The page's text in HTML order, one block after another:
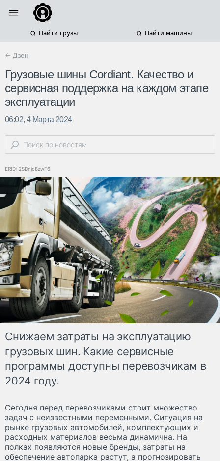
Найти грузы Найти машины
← Дзен
Грузовые шины Cordiant. Качество и
сервисная поддержка на каждом этапе
эксплуатации
06:02, 4 Марта 2024
ERID: 2SDnjc8zwF6
Снижаем затраты на эксплуатацию
грузовых шин. Какие сервисные
программы доступны перевозчикам в
2024 году.
Сегодня перед перевозчиками стоит множество
задач с неизвестными переменными. Ситуация на
рынке грузовых автомобилей, комплектующих и
расходных материалов весьма динамична. На
полках появляются новые бренды, затраты на
обеспечение автопарка растут, а прогнозировать